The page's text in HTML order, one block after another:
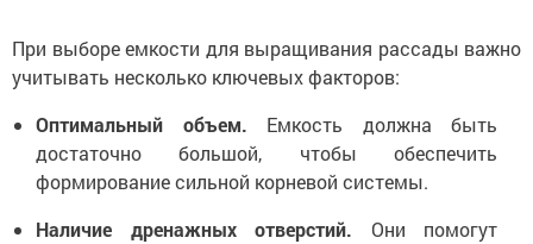
При выборе емкости для выращивания рассады важно
учитывать несколько ключевых факторов:
Оптимальный объем. Емкость должна быть
достаточно большой, чтобы обеспечить
формирование сильной корневой системы.
Наличие дренажных отверстий. Они помогут